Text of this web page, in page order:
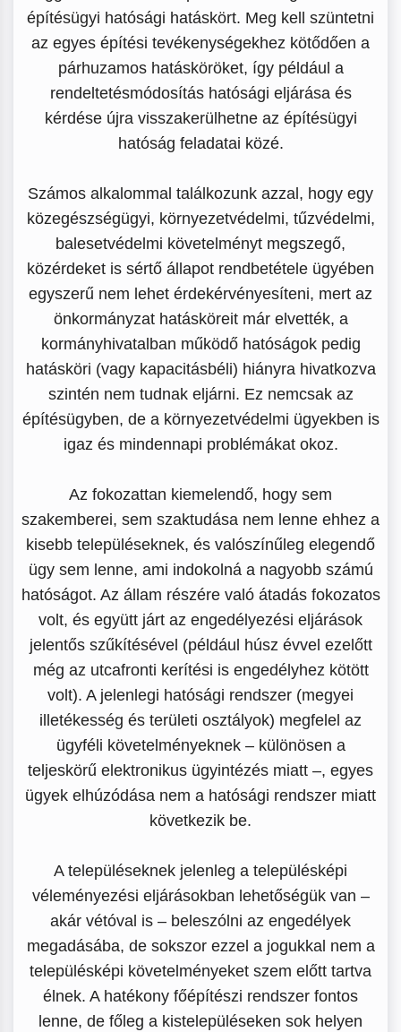
építésügyi hatósági hatáskört. Meg kell szüntetni
az egyes építési tevékenységekhez kötődően a
párhuzamos hatásköröket, így például a
rendeltetésmódosítás hatósági eljárása és
kérdése újra visszakerülhetne az építésügyi
hatóság feladatai közé.
Számos alkalommal találkozunk azzal, hogy egy
közegészségügyi, környezetvédelmi, tűzvédelmi,
balesetvédelmi követelményt megszegő,
közérdeket is sértő állapot rendbetétele ügyében
egyszerű nem lehet érdekérvényesíteni, mert az
önkormányzat hatásköreit már elvették, a
kormányhivatalban működő hatóságok pedig
hatásköri (vagy kapacitásbéli) hiányra hivatkozva
szintén nem tudnak eljárni. Ez nemcsak az
építésügyben, de a környezetvédelmi ügyekben is
igaz és mindennapi problémákat okoz.
Az fokozattan kiemelendő, hogy sem
szakemberei, sem szaktudása nem lenne ehhez a
kisebb településeknek, és valószínűleg elegendő
ügy sem lenne, ami indokolná a nagyobb számú
hatóságot. Az állam részére való átadás fokozatos
volt, és együtt járt az engedélyezési eljárások
jelentős szűkítésével (például húsz évvel ezelőtt
még az utcafronti kerítési is engedélyhez kötött
volt). A jelenlegi hatósági rendszer (megyei
illetékesség és területi osztályok) megfelel az
ügyféli követelményeknek – különösen a
teljeskörű elektronikus ügyintézés miatt –, egyes
ügyek elhúzódása nem a hatósági rendszer miatt
következik be.
A településeknek jelenleg a településképi
véleményezési eljárásokban lehetőségük van –
akár vétóval is – beleszólni az engedélyek
megadásába, de sokszor ezzel a jogukkal nem a
településképi követelményeket szem előtt tartva
élnek. A hatékony főépítészi rendszer fontos
lenne, de főleg a kistelepüléseken sok helyen